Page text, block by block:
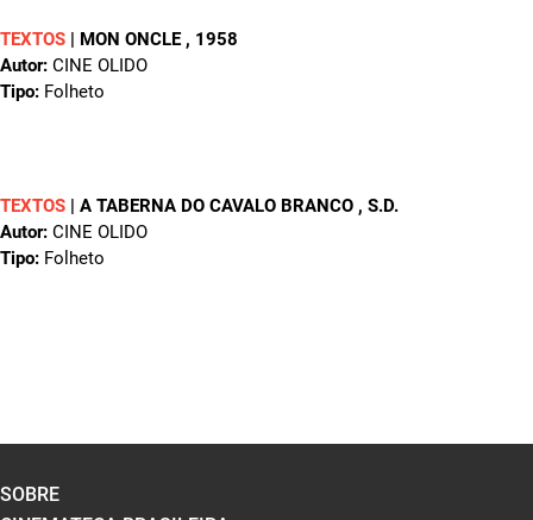
TEXTOS | MON ONCLE , 1958
Autor: CINE OLIDO
Tipo: Folheto
TEXTOS | A TABERNA DO CAVALO BRANCO , S.D.
Autor: CINE OLIDO
Tipo: Folheto
SOBRE